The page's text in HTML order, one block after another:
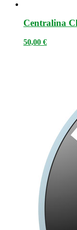
Centralina
50,00 €